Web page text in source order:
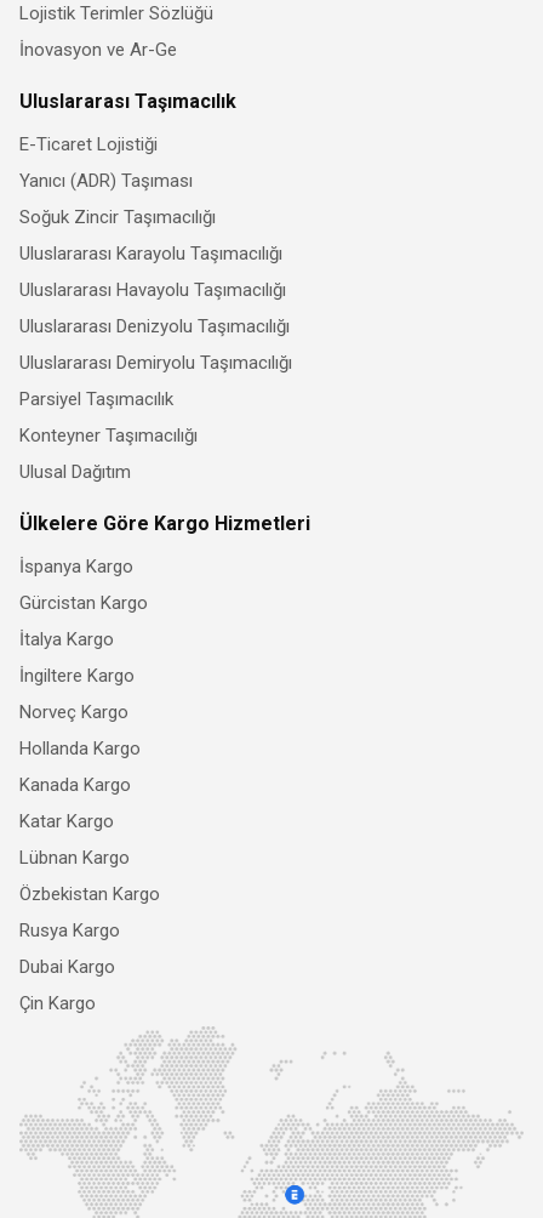
Lojistik Terimler Sözlüğü
İnovasyon ve Ar-Ge
Uluslararası Taşımacılık
E-Ticaret Lojistiği
Yanıcı (ADR) Taşıması
Soğuk Zincir Taşımacılığı
Uluslararası Karayolu Taşımacılığı
Uluslararası Havayolu Taşımacılığı
Uluslararası Denizyolu Taşımacılığı
Uluslararası Demiryolu Taşımacılığı
Parsiyel Taşımacılık
Konteyner Taşımacılığı
Ulusal Dağıtım
Ülkelere Göre Kargo Hizmetleri
İspanya Kargo
Gürcistan Kargo
İtalya Kargo
İngiltere Kargo
Norveç Kargo
Hollanda Kargo
Kanada Kargo
Katar Kargo
Lübnan Kargo
Özbekistan Kargo
Rusya Kargo
Dubai Kargo
Çin Kargo